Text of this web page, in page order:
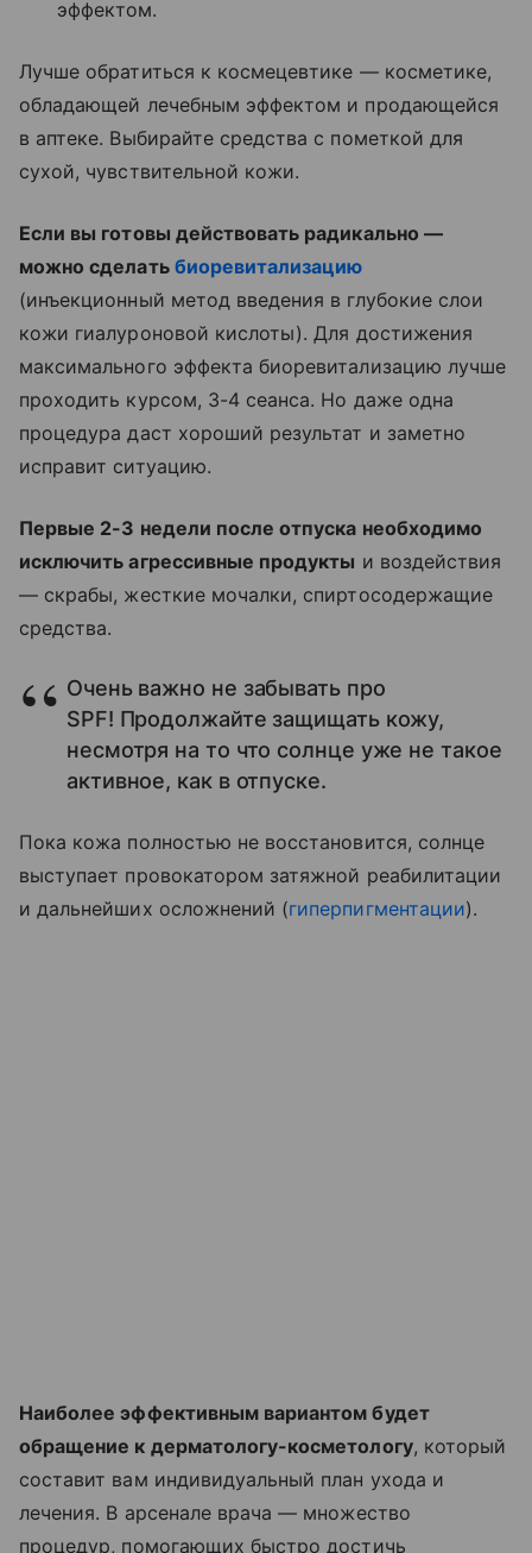
эффектом.
Лучше обратиться к космецевтике — косметике,
обладающей лечебным эффектом и продающейся
в аптеке. Выбирайте средства с пометкой для
сухой, чувствительной кожи.
Если вы готовы действовать радикально —
можно сделать биоревитализацию
(инъекционный метод введения в глубокие слои
кожи гиалуроновой кислоты). Для достижения
максимального эффекта биоревитализацию лучше
проходить курсом, 3-4 сеанса. Но даже одна
процедура даст хороший результат и заметно
исправит ситуацию.
Первые 2-3 недели после отпуска необходимо
исключить агрессивные продукты и воздействия
— скрабы, жесткие мочалки, спиртосодержащие
средства.
Очень важно не забывать про
SPF! Продолжайте защищать кожу,
несмотря на то что солнце уже не такое
активное, как в отпуске.
Пока кожа полностью не восстановится, солнце
выступает провокатором затяжной реабилитации
и дальнейших осложнений (гиперпигментации).
Наиболее эффективным вариантом будет
обращение к дерматологу-косметологу, который
составит вам индивидуальный план ухода и
лечения. В арсенале врача — множество
процедур, помогающих быстро достичь